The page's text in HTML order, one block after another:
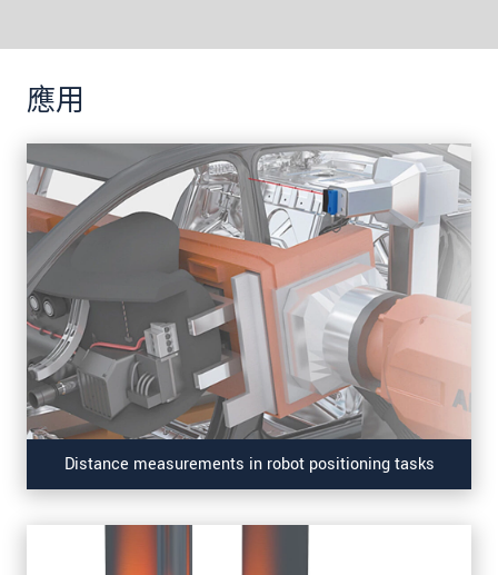
應用
Distance measurements in robot positioning tasks